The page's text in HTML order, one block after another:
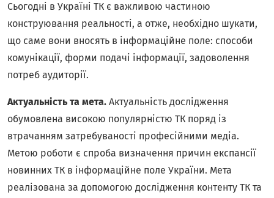
Сьогодні в Україні ТК є важливою частиною
конструювання реальності, а отже, необхідно шукати,
що саме вони вносять в інформаційне поле: способи
комунікації, форми подачі інформації, задоволення
потреб аудиторії.
Актуальність та мета. Актуальність дослідження
обумовлена високою популярністю ТК поряд із
втрачанням затребуваності професійними медіа.
Метою роботи є спроба визначення причин експансії
новинних ТК в інформаційне поле України. Мета
реалізована за допомогою дослідження контенту ТК та